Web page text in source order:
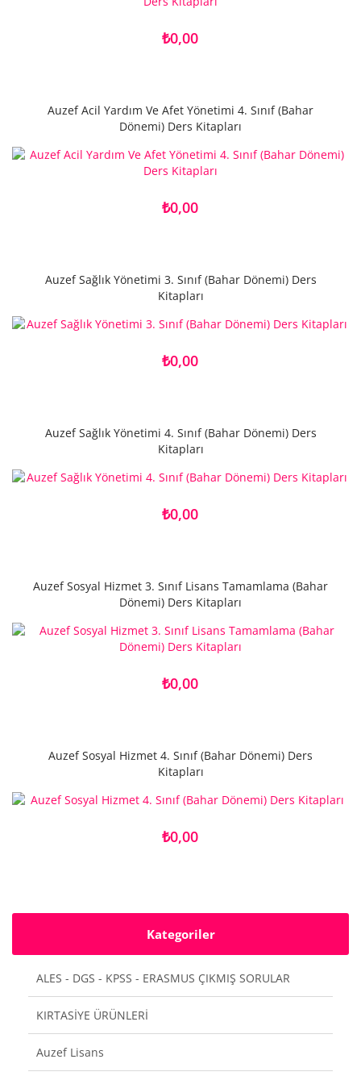
Kategoriler
ALES - DGS - KPSS - ERASMUS ÇIKMIŞ SORULAR
KIRTASİYE ÜRÜNLERİ
Auzef Lisans
₺0,00
Auzef Acil Yardım Ve Afet Yönetimi 4. Sınıf (Bahar
Dönemi) Ders Kitapları
₺0,00
Auzef Sağlık Yönetimi 3. Sınıf (Bahar Dönemi) Ders
Kitapları
₺0,00
Auzef Sağlık Yönetimi 4. Sınıf (Bahar Dönemi) Ders
Kitapları
₺0,00
Auzef Sosyal Hizmet 3. Sınıf Lisans Tamamlama (Bahar
Dönemi) Ders Kitapları
₺0,00
Auzef Sosyal Hizmet 4. Sınıf (Bahar Dönemi) Ders
Kitapları
₺0,00